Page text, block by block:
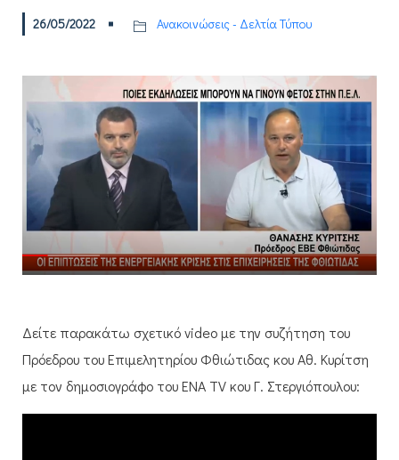
26/05/2022 Ανακοινώσεις - Δελτία Τύπου
Δείτε παρακάτω σχετικό video με την συζήτηση του
Πρόεδρου του Επιμελητηρίου Φθιώτιδας κου Αθ. Κυρίτση
με τον δημοσιογράφο του ΕΝΑ TV κου Γ. Στεργιόπουλου: